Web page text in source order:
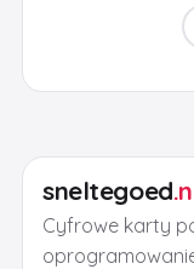
sneltegoed
Cyfrowe karty